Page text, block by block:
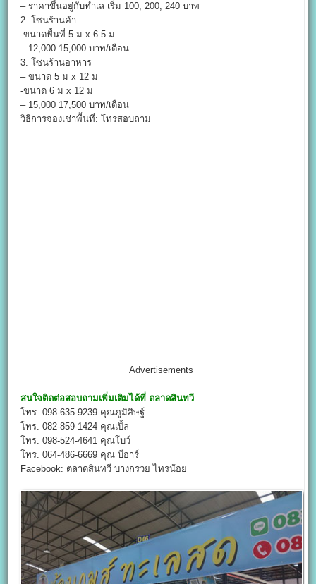
– ราคาขึ้นอยู่กับทำเล เริ่ม 100, 200, 240 บาท
2. โซนร้านค้า
-ขนาดพื้นที่ 5 ม x 6.5 ม
– 12,000 15,000 บาท/เดือน
3. โซนร้านอาหาร
– ขนาด 5 ม x 12 ม
-ขนาด 6 ม x 12 ม
– 15,000 17,500 บาท/เดือน
วิธีการจองเช่าพื้นที่: โทรสอบถาม
Advertisements
สนใจติดต่อสอบถามเพิ่มเติมได้ที่ ตลาดสินทวี
โทร. 098-635-9239 คุณภูมิสิษฐ์
โทร. 082-859-1424 คุณเปิ้ล
โทร. 098-524-4641 คุณโบว์
โทร. 064-486-6669 คุณ บีอาร์
Facebook: ตลาดสินทวี บางกรวย ไทรน้อย